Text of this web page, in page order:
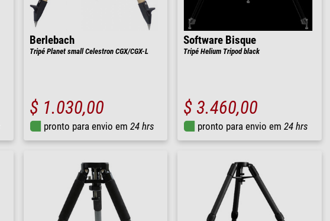
Berlebach
Tripé Planet small Celestron CGX/CGX-L
$ 1.030,00
pronto para envio em 24 hrs
Software Bisque
Tripé Helium Tripod black
$ 3.460,00
pronto para envio em 24 hrs